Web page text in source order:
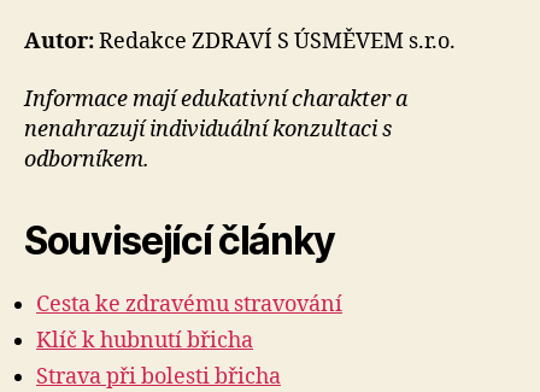
Autor:Redakce ZDRAVÍ S ÚSMĚVEM s.r.o.
Informace mají edukativní charakter a
nenahrazují individuální konzultaci s
odborníkem.
Související články
Cesta ke zdravému stravování
Klíč k hubnutí břicha
Strava při bolesti břicha